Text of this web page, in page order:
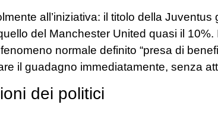
all’iniziativa: il titolo della
del Manchester United quasi il
normale definito “presa di
il guadagno immediatamente, senza
dei politici